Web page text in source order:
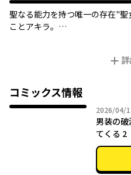
聖なる能力を持つ唯一の存在"聖
ことアキラ。
そうして18歳になったアキラは
聖騎士団の団長３人に目を付けら
「「「うちの騎士団に入ってほし
コミックス情報
2026/04/
男装の
てくる 2